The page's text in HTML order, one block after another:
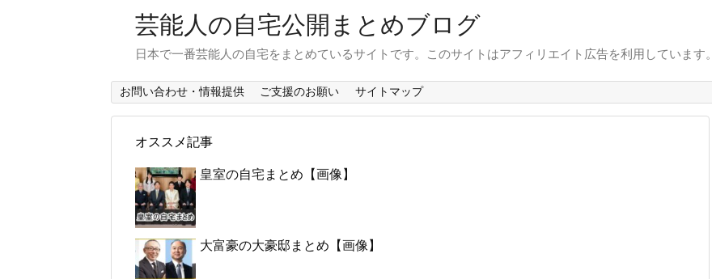
芸能人の自宅公開まとめブログ
日本で一番芸能人の自宅をまとめているサイトです。このサイトはアフィリエイト広告を利用しています。
お問い合わせ・情報提供 ご支援のお願い サイトマップ
オススメ記事
皇室の自宅まとめ【画像】
大富豪の大豪邸まとめ【画像】